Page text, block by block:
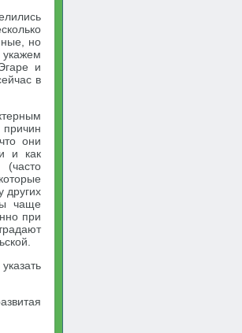
но
укажем
и
в
они
и как
других
чаще
при